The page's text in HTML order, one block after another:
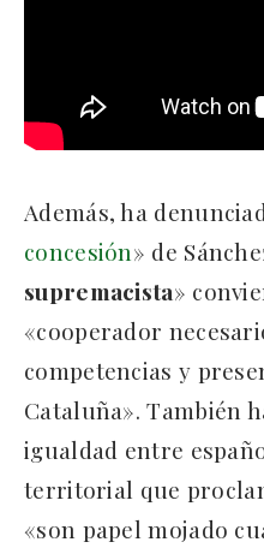
Además, ha
concesión» de
supremacista»
«cooperador
competencias y
Cataluña». También
igualdad entre
territorial que
«son papel mojado